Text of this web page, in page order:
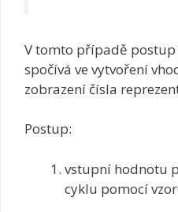
V tomto případě
spočívá ve vytvoření
zobrazení čísla
Postup:
vstupní hodnotu
cyklu pomocí